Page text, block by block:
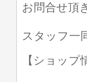
お問合せ頂
スタッフ一
【ショッ